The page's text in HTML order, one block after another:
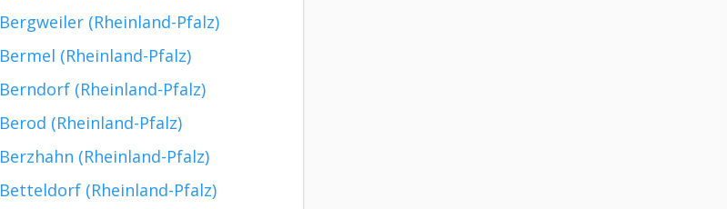
Bergweiler (Rheinland-Pfalz)
Bermel (Rheinland-Pfalz)
Berndorf (Rheinland-Pfalz)
Berod (Rheinland-Pfalz)
Berzhahn (Rheinland-Pfalz)
Betteldorf (Rheinland-Pfalz)